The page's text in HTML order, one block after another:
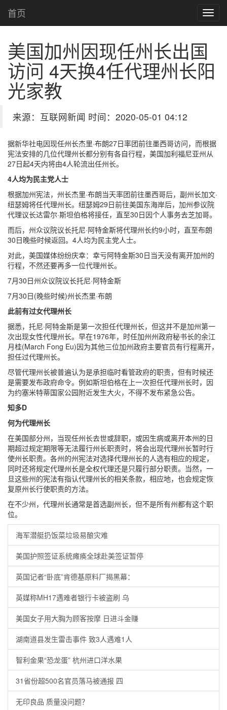
首页
美国加州因现任州长出国
访问 4天换4任代理州长阳
光家教
来源：互联网新闻 时间：2020-05-01 04:12
据新华社电因现任州长杰里·布朗27日率团前往墨西哥访问，而根据
宪法安排的几位代理州长都分别有各自行程，美国加利福尼亚州从
27日起4天内将由4人轮流出任州长。
4人均为民主党人士
根据加州宪法，州长杰里·布朗当天率团前往墨西哥后，副州长加文·
纽瑟姆将任代理州长。纽瑟姆29日前往美国东海岸后，加州参议院
代理议长达雷尔·斯坦伯格将接任，直至30日因个人事务去芝加哥。
而后，州众议院议长托尼·阿特金斯将代理州长约9小时，直至布朗
30日晚些时候返回。4人均为民主党人士。
对此，美国媒体纷纷庆幸：幸亏阿特金斯30日当天没有离开加州的
行程，不然还要再多一位代理州长。
7月30日州众议院议长托尼·阿特金斯
7月30日(晚些时候)州长杰里·布朗
此前有过女代理州长
据悉，托尼·阿特金斯是第一次担任代理州长，但这并不是加州第一
次出现女性代理州长。早在1976年，时任加州州政府秘书长的余江
月桂(March Fong Eu)因为其他三位加州政府主要官员有行程离开，
担任过代理州长。
尽管代理州长被普遍认为是承担临时看管政府的职责，但有时候还
是需要发布政府命令。例如斯坦伯格在上一次担任代理州长时，因
为约塞米特蒂国家公园附近发生大火，不得不发布紧急公告。
知多D
何为代理州长
在美国部分州，当现任州长去世或辞职，或因生病或离开本州的日
期超过规定期限等无法履行州长职责时，将会出现代理州长暂时行
使州长职责。各州的州宪法对选择代理州长的人选有相应的规定，
同时还将规定代理州长是全权代理还是只履行部分职责。当然，一
旦这些州的宪法有指认代理州长的相关条款，相应地，也会规定恢
复原州长行使职责的方法。
在不少州，代理州长通常是首选副州长，但不是所有州都有这个职
位。
海军潜艇扔饭菜垃圾易酿灾难
美国护照签证系统瘫痪全球赴美签证暂停
英国记者“卧底”肯德基原料厂揭黑幕：
英媒称MH17遇难者银行卡被盗刷 乌
美国女子用大胸为顾客按摩 日进斗金赚
湖南道县发生雷击事件 致3人遇难1人
智利金果“恐龙蛋” 杭州进口洋水果
31省份超500名官员落马被通报 四
无印良品 质量没问题？